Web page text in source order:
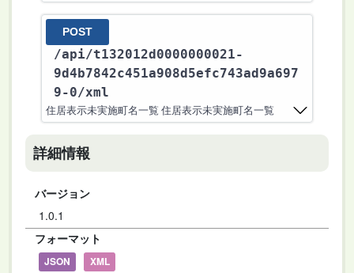
POST
/api/t132012d0000000021-
9d4b7842c451a908d5efc743ad9a697
9-0/xml
住居表示未実施町名一覧 住居表示未実施町名一覧
詳細情報
バージョン
1.0.1
フォーマット
JSON XML